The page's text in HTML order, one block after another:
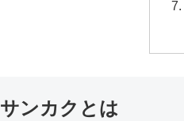
サンカクとは